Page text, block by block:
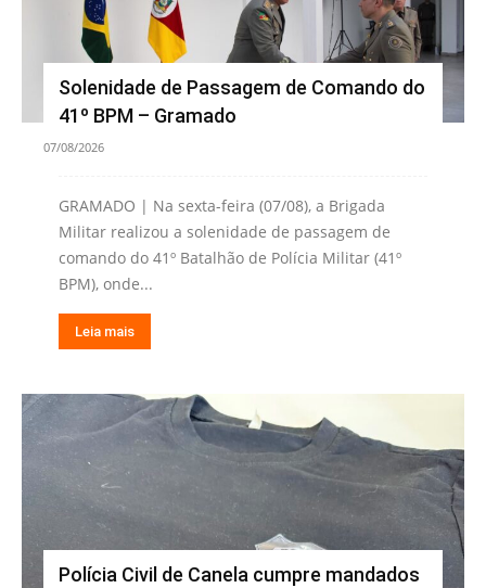
Solenidade de Passagem de Comando do
41º BPM – Gramado
07/08/2026
GRAMADO | Na sexta-feira (07/08), a Brigada
Militar realizou a solenidade de passagem de
comando do 41º Batalhão de Polícia Militar (41º
BPM), onde...
Leia mais
Polícia Civil de Canela cumpre mandados